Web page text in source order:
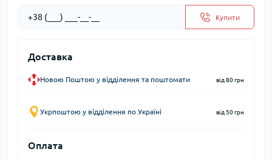
Купити
Доставка
Новою Поштою у відділення та поштомати від 80 грн
Укрпоштою у відділення по Україні від 50 грн
Оплата